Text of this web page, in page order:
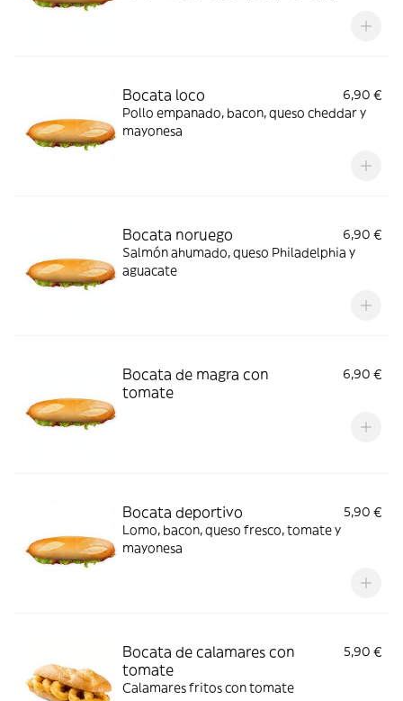
Bocata loco
6,90 €
Pollo empanado, bacon, queso cheddar y
mayonesa
Bocata noruego
6,90 €
Salmón ahumado, queso Philadelphia y
aguacate
Bocata de magra con
tomate
6,90 €
Bocata deportivo
5,90 €
Lomo, bacon, queso fresco, tomate y
mayonesa
Bocata de calamares con
tomate
5,90 €
Calamares fritos con tomate